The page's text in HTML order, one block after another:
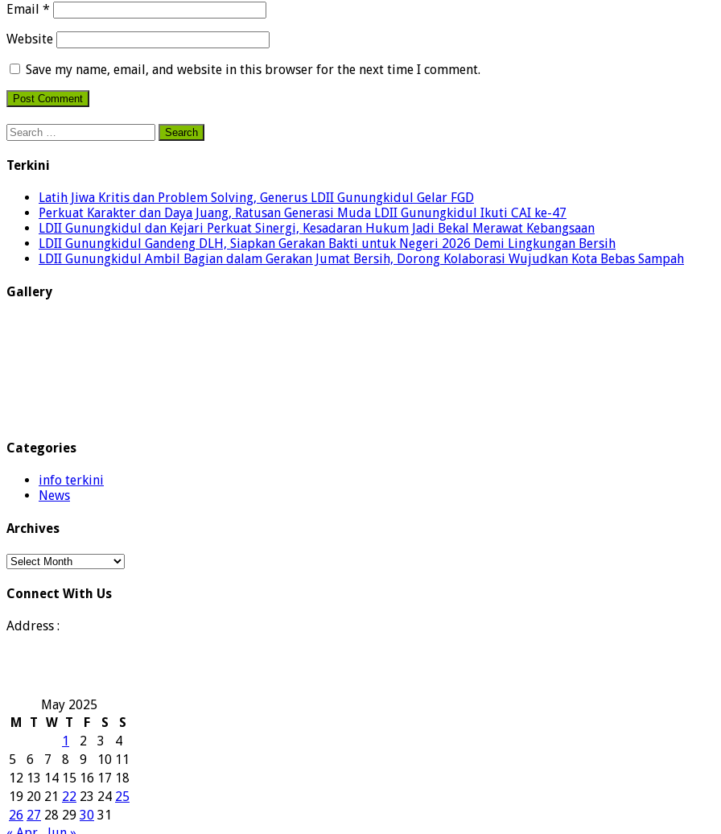
Email *
Website
Save my name, email, and website in this browser for the next time I comment.
Search
for:
Terkini
Latih Jiwa Kritis dan Problem Solving, Generus LDII Gunungkidul Gelar FGD
Perkuat Karakter dan Daya Juang, Ratusan Generasi Muda LDII Gunungkidul Ikuti CAI ke-47
LDII Gunungkidul dan Kejari Perkuat Sinergi, Kesadaran Hukum Jadi Bekal Merawat Kebangsaan
LDII Gunungkidul Gandeng DLH, Siapkan Gerakan Bakti untuk Negeri 2026 Demi Lingkungan Bersih
LDII Gunungkidul Ambil Bagian dalam Gerakan Jumat Bersih, Dorong Kolaborasi Wujudkan Kota Bebas Sampah
Gallery
Categories
info terkini
News
Archives
Archives
Connect With Us
Address :
May 2025
M
T W T F S
S
1
2 3
4
5
6 7 8 9 10 11
12 13 14 15 16 17 18
19 20 21 22 23 24 25
26 27 28 29 30 31